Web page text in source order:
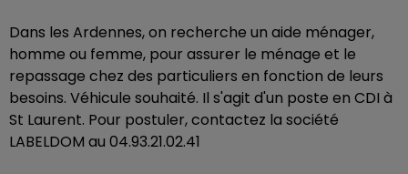
Dans les Ardennes, on recherche un aide ménager,
homme ou femme, pour assurer le ménage et le
repassage chez des particuliers en fonction de leurs
besoins. Véhicule souhaité. Il s'agit d'un poste en CDI à
St Laurent. Pour postuler, contactez la société
LABELDOM au 04.93.21.02.41